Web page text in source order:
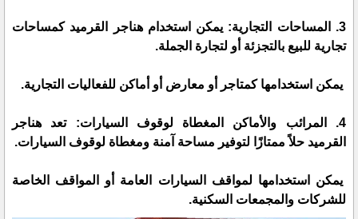
3. المساحات التجارية: يمكن استخدام هناجر القرميد كمساحات
تجارية للبيع بالتجزئة أو لتجارة الجملة.
يمكن استخدامها كمتاجر أو معارض أو أماكن للفعاليات التجارية.
4. المرائب والأماكن المغطاة لوقوف السيارات: تعد هناجر
القرميد حلاً ممتازًا لتوفير مساحة آمنة ومغطاة لوقوف السيارات.
يمكن استخدامها لمواقف السيارات العامة أو المواقف الخاصة
للشركات والمجمعات السكنية.